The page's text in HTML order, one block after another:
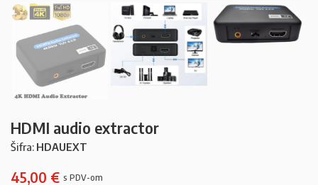
HDMI audio extractor
Šifra: HDAUEXT
45,00 €